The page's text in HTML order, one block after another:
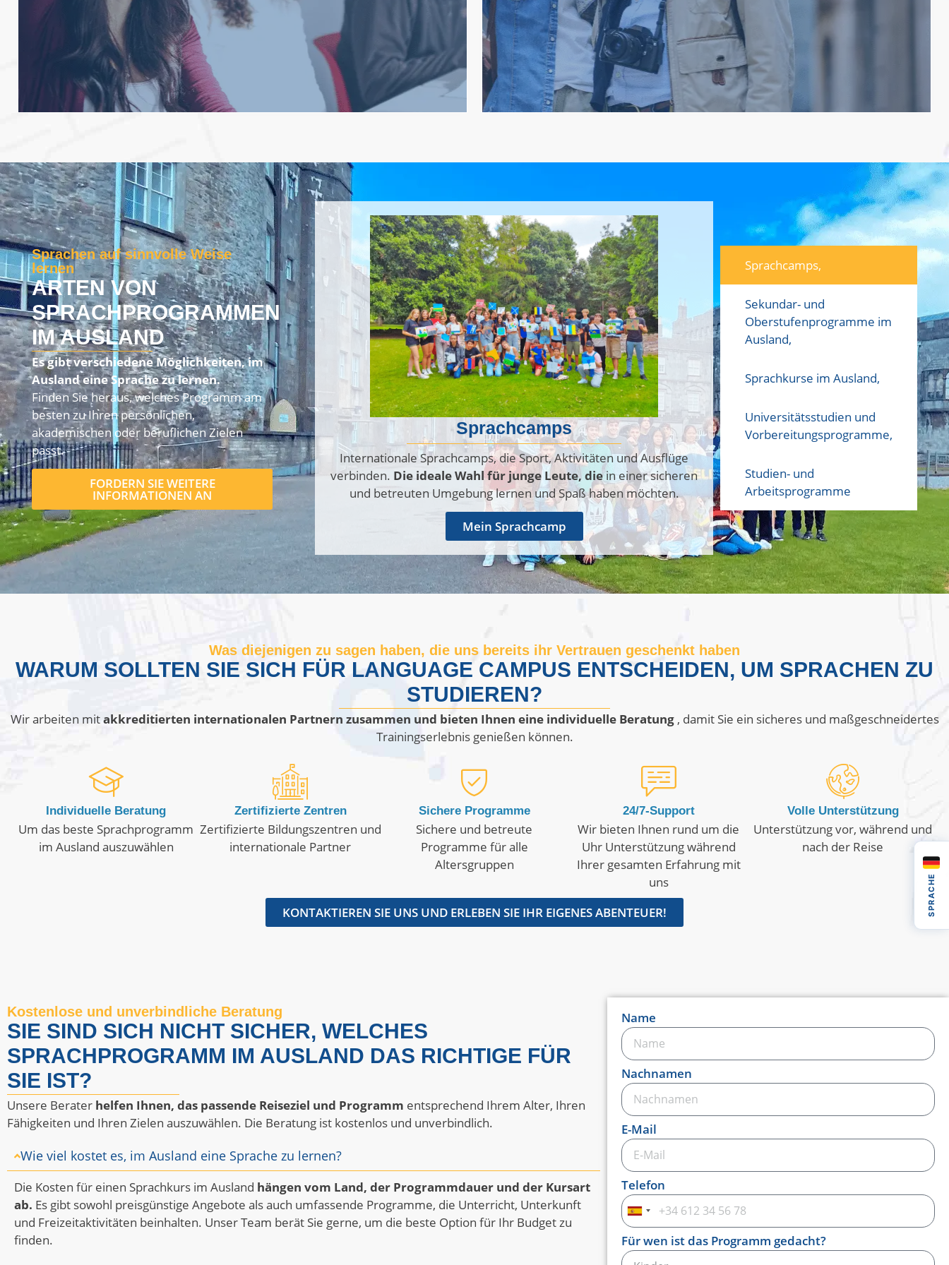
Professionelle Programme
Verbessern Sie Ihr berufliches Profil mit Sprachkursen im Ausland, die auf Ihre
Programme für Senioren
Sprachen auf sinnvolle Weise
lernen
ARTEN VON
SPRACHPROGRAMMEN
IM AUSLAND
Es gibt verschiedene Möglichkeiten, im
Ausland eine Sprache zu lernen.
Finden Sie heraus, welches Programm am
besten zu Ihren persönlichen,
akademischen oder beruflichen Zielen
passt.
FORDERN SIE WEITERE
INFORMATIONEN AN
Sprachcamps,
Sekundar- und
Oberstufenprogramme im
Ausland,
Sprachkurse im Ausland,
Universitätsstudien und
Vorbereitungsprogramme,
Studien- und
Arbeitsprogramme
Sprachcamps
Internationale Sprachcamps, die Sport, Aktivitäten und Ausflüge
verbinden. Die ideale Wahl für junge Leute, diein einer sicheren
und betreuten Umgebung lernen und Spaß haben möchten.
Mein Sprachcamp
Was diejenigen zu sagen haben, die uns bereits ihr Vertrauen geschenkt haben
WARUM SOLLTEN SIE SICH FÜR LANGUAGE CAMPUS ENTSCHEIDEN, UM SPRACHEN ZU
STUDIEREN?
Wir arbeiten mitakkreditierten internationalen Partnern zusammen und bieten Ihnen eine individuelle Beratung, damit Sie ein sicheres und maßgeschneidertes
Trainingserlebnis genießen können.
Individuelle Beratung
Um das beste Sprachprogramm
im Ausland auszuwählen
Zertifizierte Zentren
Zertifizierte Bildungszentren und
internationale Partner
Sichere Programme
Sichere und betreute
Programme für alle
Altersgruppen
24/7-Support
Wir bieten Ihnen rund um die
Uhr Unterstützung während
Ihrer gesamten Erfahrung mit
uns
Volle Unterstützung
Unterstützung vor, während und
nach der Reise
KONTAKTIEREN SIE UNS UND ERLEBEN SIE IHR EIGENES ABENTEUER!
Name
Nachnamen
E-Mail
Telefon
Spanien
+34
Für wen ist das Programm gedacht?
Kostenlose und unverbindliche Beratung
SIE SIND SICH NICHT SICHER, WELCHES
SPRACHPROGRAMM IM AUSLAND DAS RICHTIGE FÜR
SIE IST?
Unsere Berater helfen Ihnen, das passende Reiseziel und Programm entsprechend Ihrem Alter, Ihren
Fähigkeiten und Ihren Zielen auszuwählen. Die Beratung ist kostenlos und unverbindlich.
Wie viel kostet es, im Ausland eine Sprache zu lernen?
Die Kosten für einen Sprachkurs im Ausland hängen vom Land, der Programmdauer und der Kursart
ab. Es gibt sowohl preisgünstige Angebote als auch umfassende Programme, die Unterricht, Unterkunft
und Freizeitaktivitäten beinhalten. Unser Team berät Sie gerne, um die beste Option für Ihr Budget zu
finden.
SPRACHE